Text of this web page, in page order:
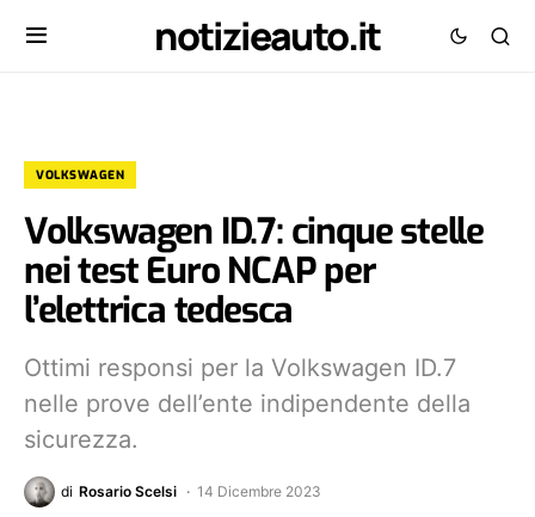
notizieauto.it
VOLKSWAGEN
Volkswagen ID.7: cinque stelle
nei test Euro NCAP per
l’elettrica tedesca
Ottimi responsi per la Volkswagen ID.7
nelle prove dell’ente indipendente della
sicurezza.
di Rosario Scelsi 14 Dicembre 2023